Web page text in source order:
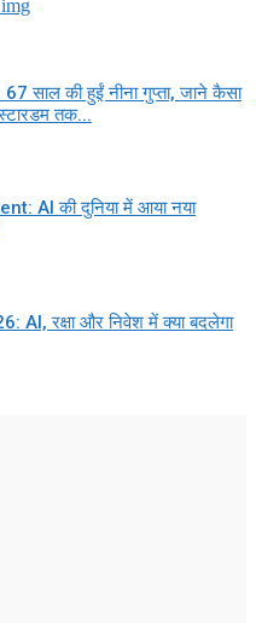
की हुईं नीना गुप्ता, जाने कैसा
तक...
AI की दुनिया में आया नया
AI, रक्षा और निवेश में क्या बदलेगा